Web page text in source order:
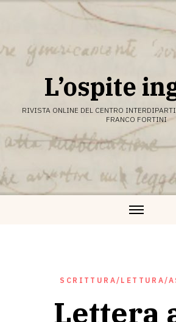
L’ospite
RIVISTA ONLINE DEL CENTRO
FRANCO FORTINI
SCRITTURA/LETTURA/
Lettera